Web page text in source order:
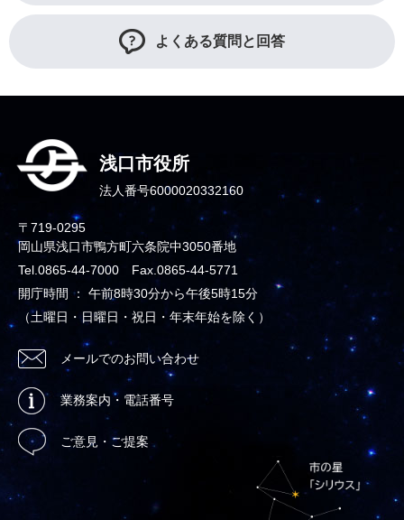
よくある質問と回答
浅口市役所
法人番号6000020332160
〒719-0295
岡山県浅口市鴨方町六条院中3050番地
Tel.0865-44-7000 Fax.0865-44-5771
開庁時間 ： 午前8時30分から午後5時15分
（土曜日・日曜日・祝日・年末年始を除く）
メールでのお問い合わせ
業務案内・電話番号
ご意見・ご提案